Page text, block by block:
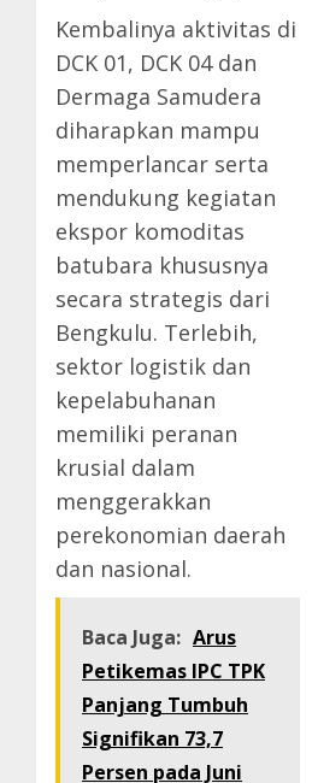
Kembalinya aktivitas di
DCK 01, DCK 04 dan
Dermaga Samudera
diharapkan mampu
memperlancar serta
mendukung kegiatan
ekspor komoditas
batubara khususnya
secara strategis dari
Bengkulu. Terlebih,
sektor logistik dan
kepelabuhanan
memiliki peranan
krusial dalam
menggerakkan
perekonomian daerah
dan nasional.
Baca Juga: Arus
Petikemas IPC TPK
Panjang Tumbuh
Signifikan 73,7
Persen pada Juni